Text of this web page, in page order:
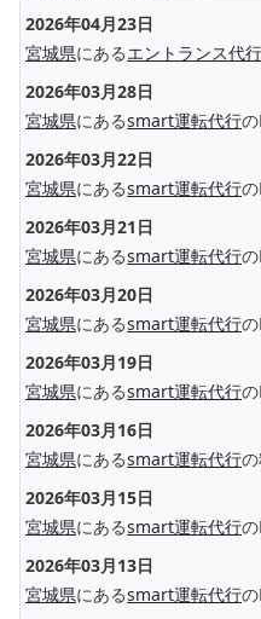
2026年04月23日
宮城県にあるエントランス代行
2026年03月28日
宮城県にあるsmart運転代行
2026年03月22日
宮城県にあるsmart運転代行
2026年03月21日
宮城県にあるsmart運転代行
2026年03月20日
宮城県にあるsmart運転代行
2026年03月19日
宮城県にあるsmart運転代行
2026年03月16日
宮城県にあるsmart運転代行
2026年03月15日
宮城県にあるsmart運転代行
2026年03月13日
宮城県にあるsmart運転代行